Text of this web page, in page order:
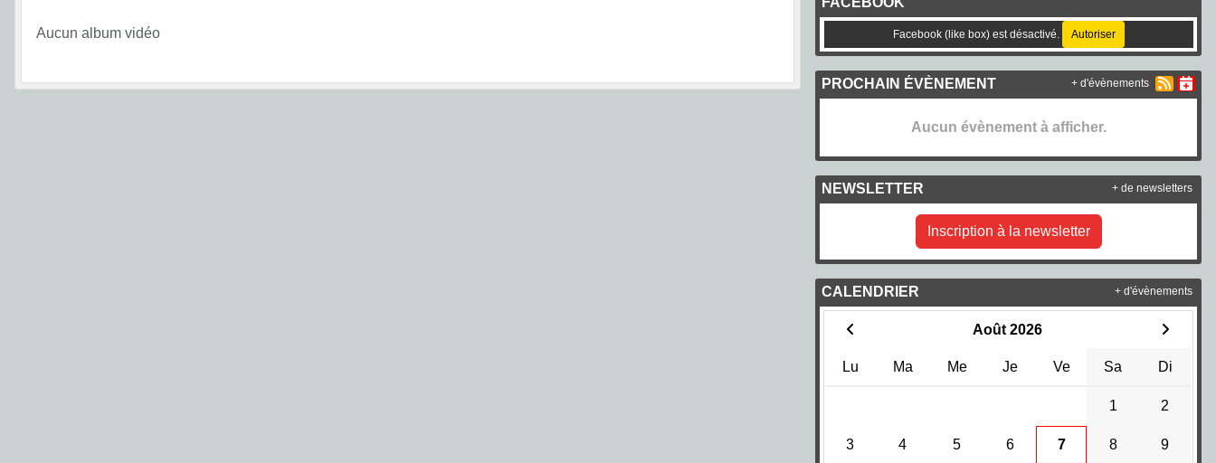
Aucun album vidéo Facebook (like box) est désactivé. Autoriser
PROCHAIN ÉVÈNEMENT
Aucun évènement à afficher.
+ d'évènements
NEWSLETTER
Inscription à la newsletter
+ de newsletters
CALENDRIER
Août 2026
Lu Ma Me Je Ve Sa Di
1 2
3 4 5 6 7 8 9
+ d'évènements